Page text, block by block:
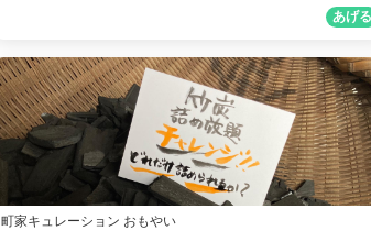
町家キュレーション おもやい